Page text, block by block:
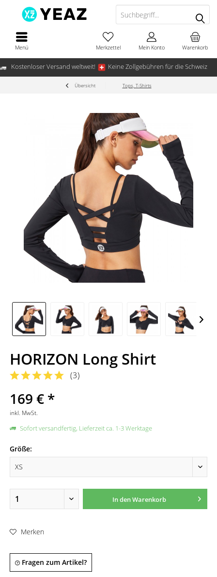
Kostenloser Versand weltweit! Keine Zollgebühren für die Schweiz
Menü Warenkorb
Merkzettel Mein Konto
Übersicht Tops, T-Shirts
HORIZON Long Shirt
(3)
169 € *
inkl. MwSt.
Sofort versandfertig, Lieferzeit ca. 1-3 Werktage
Größe:
In denWarenkorb
Merken
Fragen zum Artikel?